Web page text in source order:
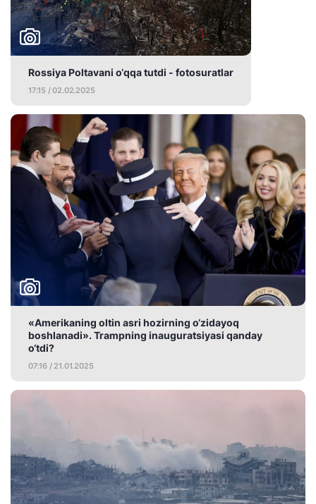
Rossiya Poltavani o‘qqa tutdi - fotosuratlar
17:15 / 02.02.2025
«Amerikaning oltin asri hozirning o‘zidayoq
boshlanadi». Trampning inauguratsiyasi qanday
o‘tdi?
07:16 / 21.01.2025